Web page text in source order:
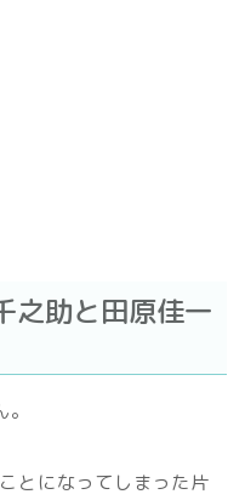
之助と田原佳一
とになってしまった片